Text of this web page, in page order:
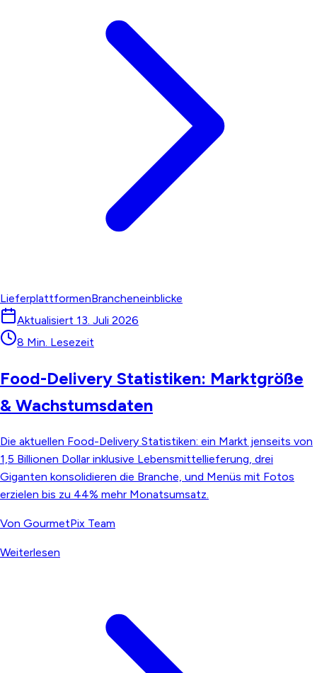
LieferplattformenBrancheneinblicke
Aktualisiert 13. Juli 2026
8 Min. Lesezeit
Food-Delivery Statistiken: Marktgröße
& Wachstumsdaten
Die aktuellen Food-Delivery Statistiken: ein Markt jenseits von
1,5 Billionen Dollar inklusive Lebensmittellieferung, drei
Giganten konsolidieren die Branche, und Menüs mit Fotos
erzielen bis zu 44% mehr Monatsumsatz.
Von GourmetPix Team
Weiterlesen